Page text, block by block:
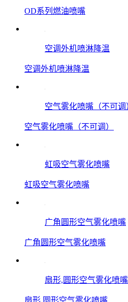
OD系列燃油喷嘴
空调外机喷淋降温
空调外机喷淋降温
空气雾化喷嘴（不可调
空气雾化喷嘴（不可调）
虹吸空气雾化喷嘴
虹吸空气雾化喷嘴
广角圆形空气雾化喷嘴
广角圆形空气雾化喷嘴
扇形,圆形空气雾化喷嘴